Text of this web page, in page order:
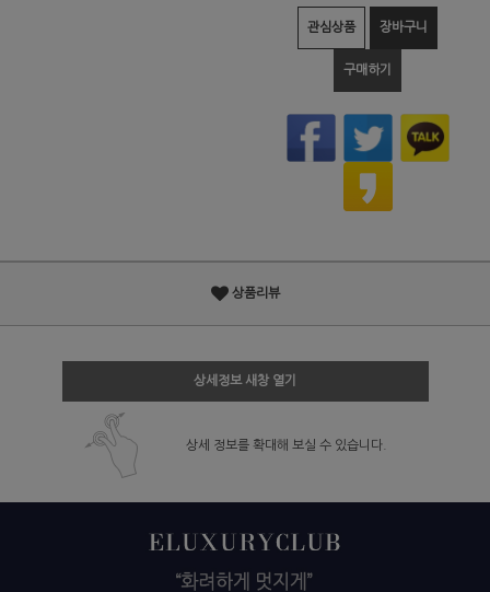
관심상품 장바구니
구매하기
상품리뷰
상세정보 새창 열기
상세 정보를 확대해 보실 수 있습니다.